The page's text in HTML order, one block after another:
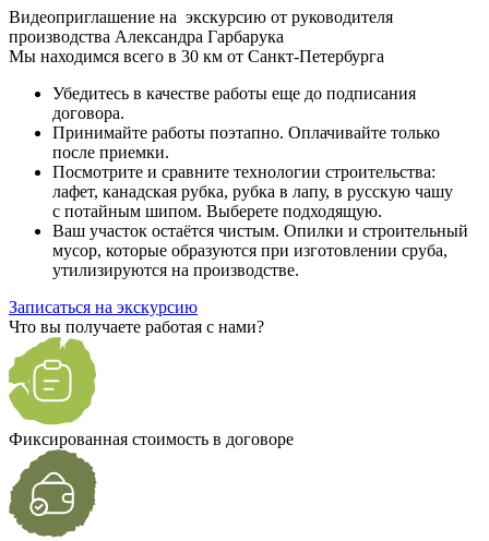
Видеоприглашение на экскурсию от руководителя
производства Александра Гарбарука
Мы находимся всего в 30 км от Санкт-Петербурга
Убедитесь в качестве работы еще до подписания
договора.
Принимайте работы поэтапно. Оплачивайте только
после приемки.
Посмотрите и сравните технологии строительства:
лафет, канадская рубка, рубка в лапу, в русскую чашу
с потайным шипом. Выберете подходящую.
Ваш участок остаётся чистым. Опилки и строительный
мусор, которые образуются при изготовлении сруба,
утилизируются на производстве.
Записаться на экскурсию
Что вы получаете работая с нами?
Фиксированная стоимость в договоре